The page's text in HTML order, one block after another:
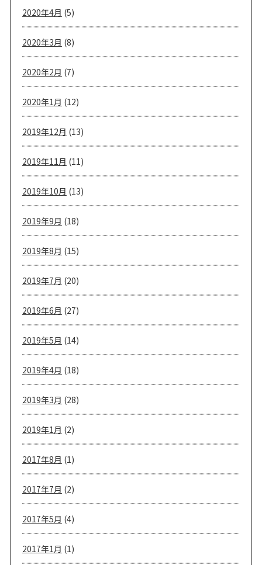
2020年4月 (5)
2020年3月 (8)
2020年2月 (7)
2020年1月 (12)
2019年12月 (13)
2019年11月 (11)
2019年10月 (13)
2019年9月 (18)
2019年8月 (15)
2019年7月 (20)
2019年6月 (27)
2019年5月 (14)
2019年4月 (18)
2019年3月 (28)
2019年1月 (2)
2017年8月 (1)
2017年7月 (2)
2017年5月 (4)
2017年1月 (1)